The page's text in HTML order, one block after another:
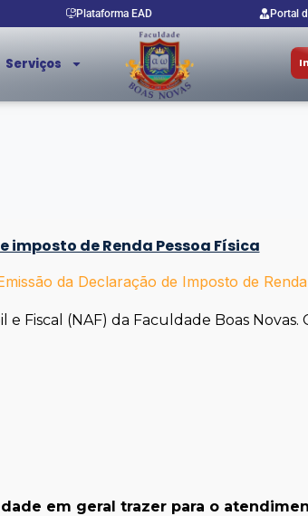
Plataforma EAD Portal
Serviços
imposto de Renda Pessoa Física
da Declaração de Imposto de Renda
Fiscal (NAF) da Faculdade Boas
em geral trazer para o